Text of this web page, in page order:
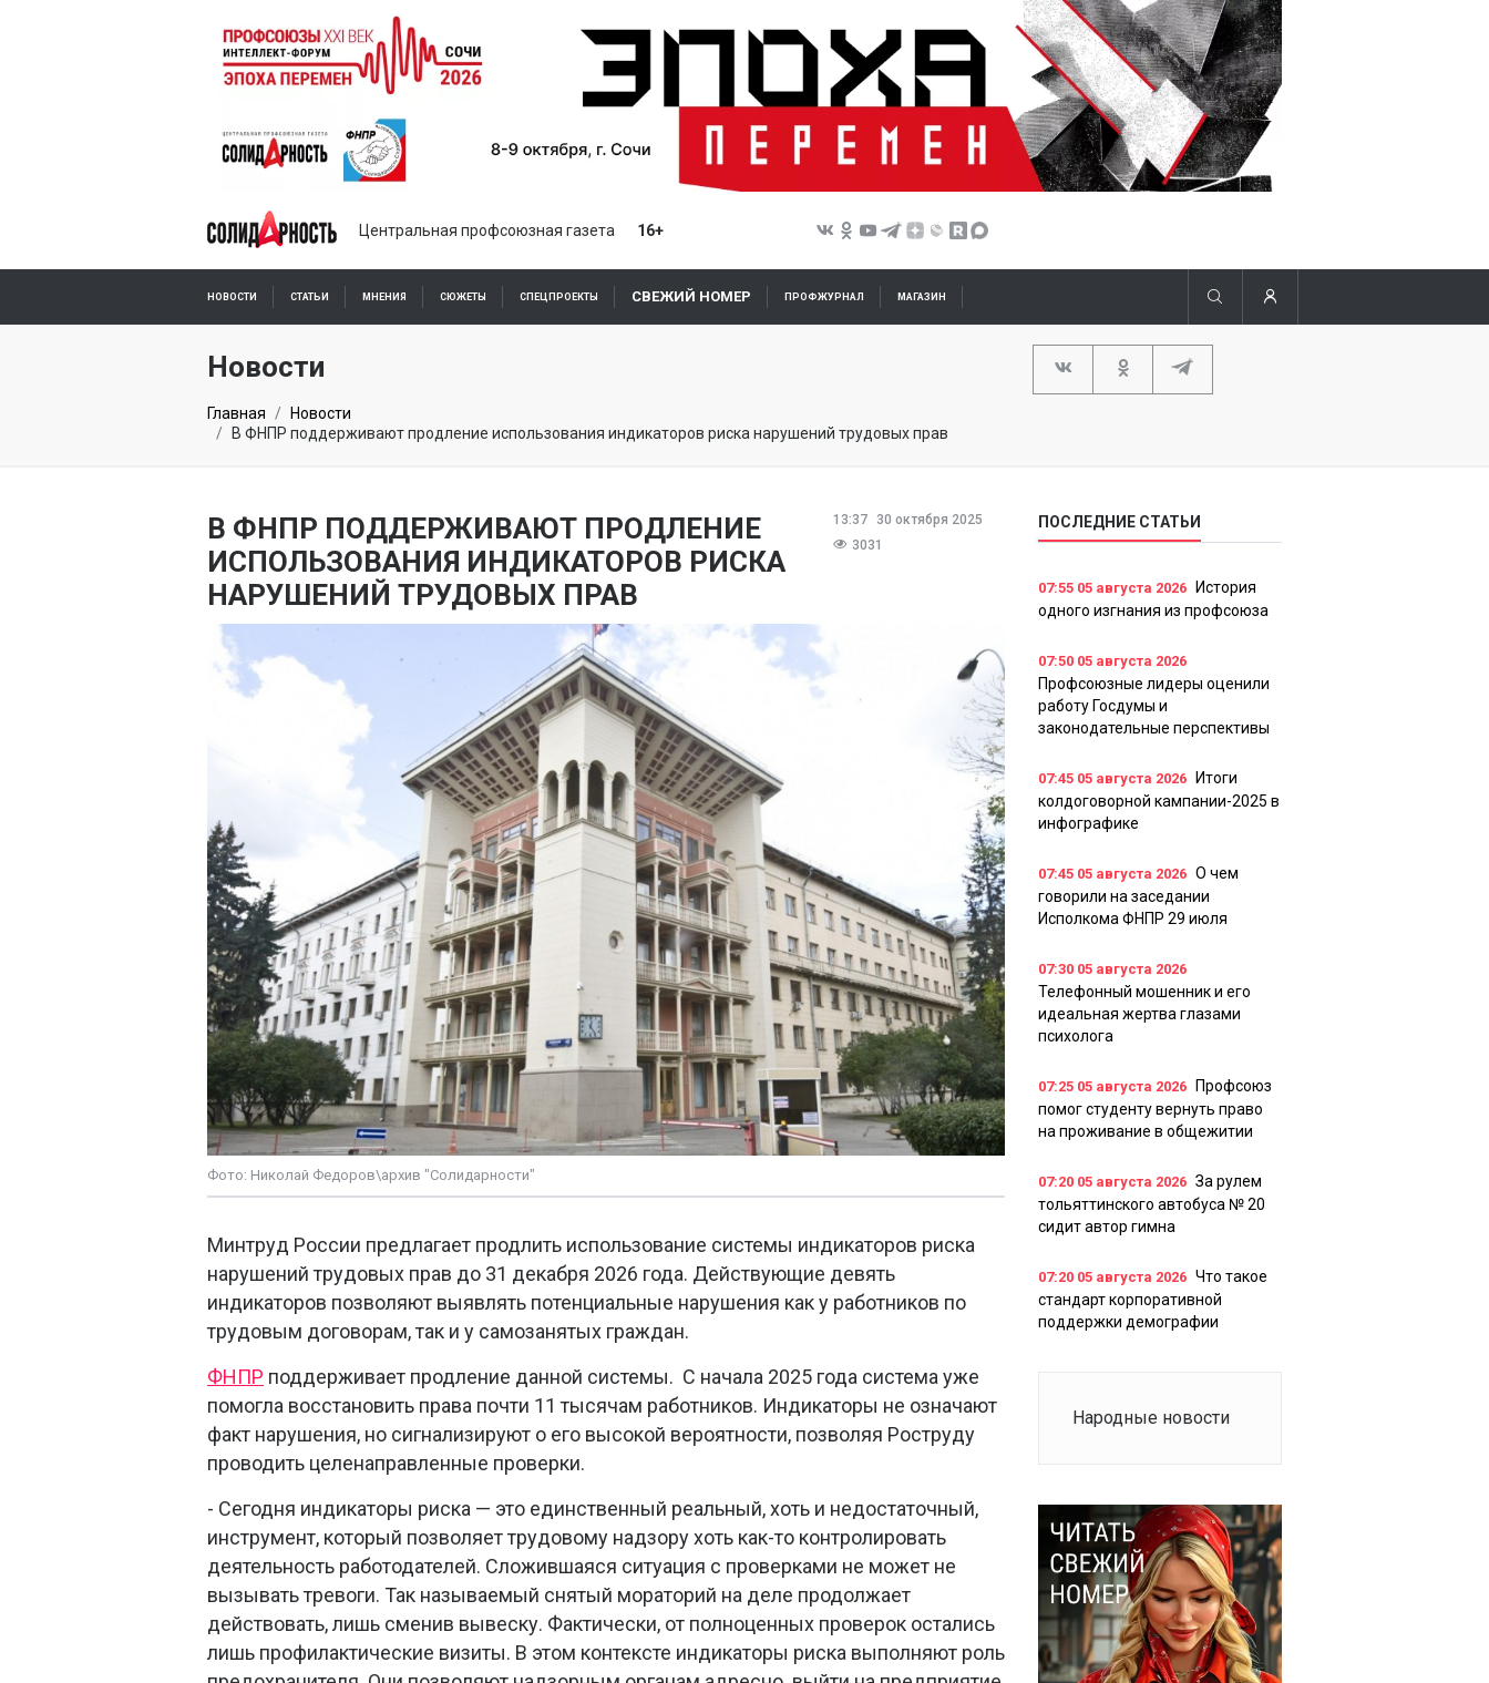
Центральная профсоюзная газета 16+
НОВОСТИ СТАТЬИ МНЕНИЯ СЮЖЕТЫ СПЕЦПРОЕКТЫ СВЕЖИЙ НОМЕР ПРОФЖУРНАЛ МАГАЗИН
ПОДПИСКА ОНЛАЙН
Новости
Главная
Новости
В ФНПР поддерживают продление использования индикаторов риска нарушений трудовых прав
13:37
30 октября 2025
3031
В ФНПР ПОДДЕРЖИВАЮТ ПРОДЛЕНИЕ
ИСПОЛЬЗОВАНИЯ ИНДИКАТОРОВ РИСКА
НАРУШЕНИЙ ТРУДОВЫХ ПРАВ
Фото: Николай Федоров\архив "Солидарности"
Минтруд России предлагает продлить использование системы индикаторов риска
нарушений трудовых прав до 31 декабря 2026 года. Действующие девять
индикаторов позволяют выявлять потенциальные нарушения как у работников по
трудовым договорам, так и у самозанятых граждан.
ФНПР поддерживает продление данной системы. С начала 2025 года система уже
помогла восстановить права почти 11 тысячам работников. Индикаторы не означают
факт нарушения, но сигнализируют о его высокой вероятности, позволяя Роструду
проводить целенаправленные проверки.
- Сегодня индикаторы риска — это единственный реальный, хоть и недостаточный,
инструмент, который позволяет трудовому надзору хоть как-то контролировать
деятельность работодателей. Сложившаяся ситуация с проверками не может не
вызывать тревоги. Так называемый снятый мораторий на деле продолжает
действовать, лишь сменив вывеску. Фактически, от полноценных проверок остались
лишь профилактические визиты. В этом контексте индикаторы риска выполняют роль
ПОСЛЕДНИЕ СТАТЬИ
07:55 05 августа 2026
История
одного изгнания из профсоюза
07:50 05 августа 2026
Профсоюзные лидеры оценили
работу Госдумы и
законодательные перспективы
07:45 05 августа 2026
Итоги
колдоговорной кампании-2025 в
инфографике
07:45 05 августа 2026 О чем
говорили на заседании
Исполкома ФНПР 29 июля
07:30 05 августа 2026
Телефонный мошенник и его
идеальная жертва глазами
психолога
07:25 05 августа 2026
Профсоюз
помог студенту вернуть право
на проживание в общежитии
07:20 05 августа 2026 За рулем
тольяттинского автобуса № 20
сидит автор гимна
07:20 05 августа 2026 Что такое
стандарт корпоративной
поддержки демографии
Народные новости